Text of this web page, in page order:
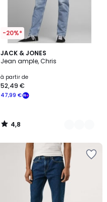
-20%*
JACK & JONES
Jean ample, Chris
à partir de
47,99 €
52,49 €
4,8
/ 5
2
Couleurs
4,8
/